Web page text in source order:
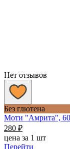
Нет отзывов
Без глютена
Моти "Амрита",
280 ₽
цена за 1 шт
Перейти